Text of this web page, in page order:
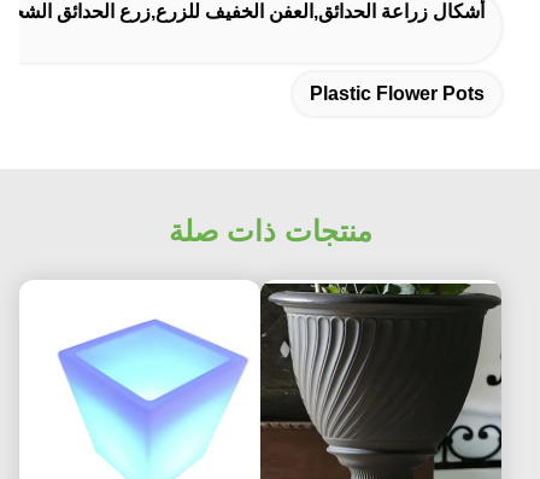
أشكال زراعة الحدائق,العفن الخفيف للزرع,زرع الحدائق
Plastic Flower Pots
منتجات ذات صلة